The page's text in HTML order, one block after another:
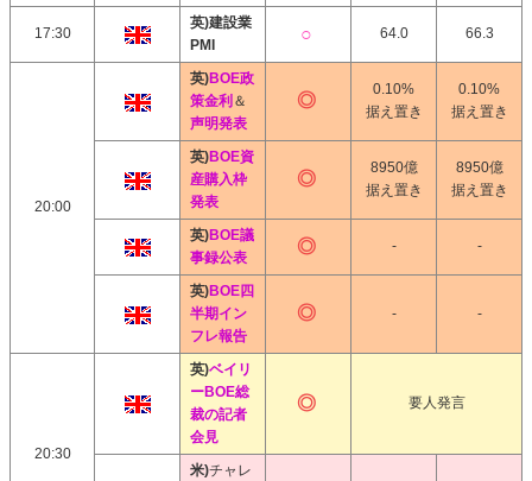
17:30
英)建設業
PMI
64.0 66.3
20:00
英)BOE政
策金利 ＆
声明発表
0.10%
据え置き
0.10%
据え置き
英)BOE資
産購入枠
発表
8950億
据え置き
8950億
据え置き
英)BOE議
事録公表
- -
英)BOE四
半期イン
フレ報告
- -
20:30
英)ベイリ
ーBOE総
裁の記者
会見
要人発言
米)チャレ